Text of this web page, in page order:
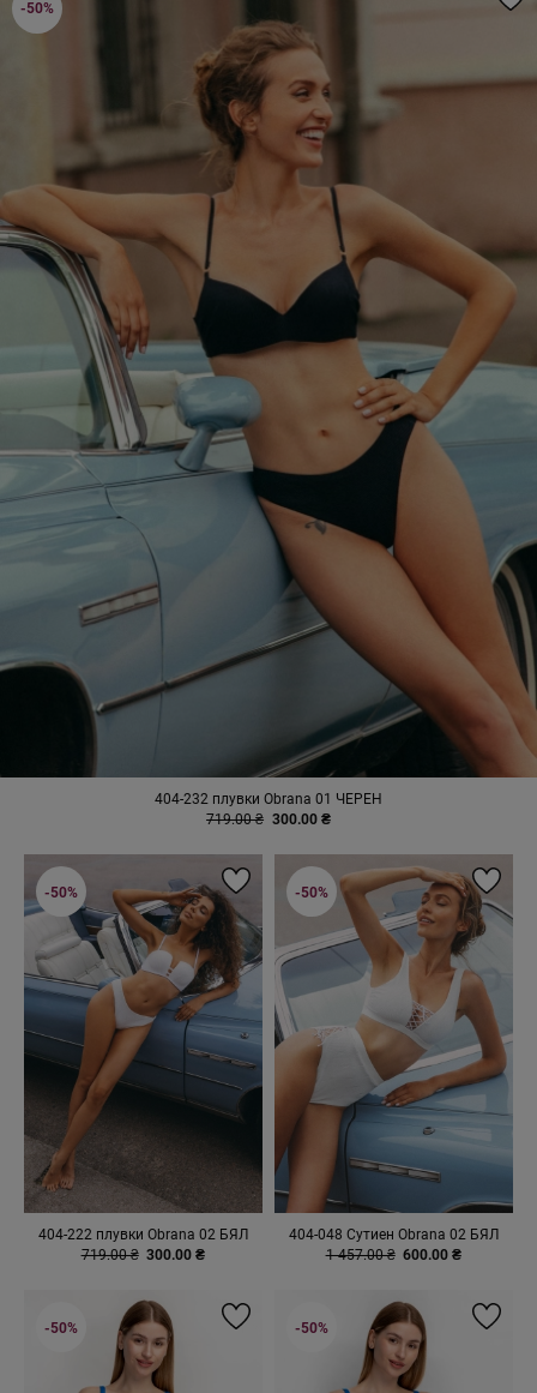
404-232 плувки Obrana 01 ЧЕРЕН
719.00 ₴ 300.00 ₴
-50%
404-222 плувки Obrana 02 БЯЛ
719.00 ₴ 300.00 ₴
-50%
404-048 Сутиен Obrana 02 БЯЛ
1 457.00 ₴ 600.00 ₴
-50%
-50% -50%